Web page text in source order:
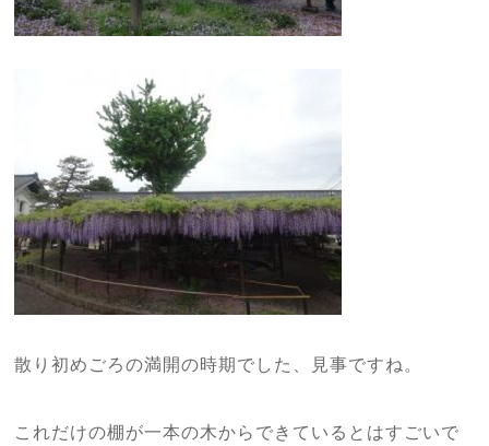
散り初めごろの満開の時期でした、見事ですね。
これだけの棚が一本の木からできているとはすごいで